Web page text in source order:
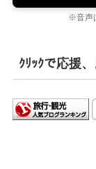
※音声
ｸﾘｯｸで応援